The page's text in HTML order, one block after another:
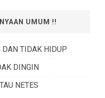
UMUM !!
DAN TIDAK HIDUP
DINGIN
NETES